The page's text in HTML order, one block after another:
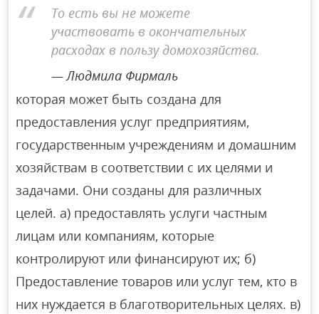
То есть вы не можете
участвовать в окончательных
расходах в пользу домохозяйства.
Людмила Фирмаль
которая может быть создана для
предоставления услуг предприятиям,
государственным учреждениям и домашним
хозяйствам в соответствии с их целями и
задачами. Они созданы для различных
целей. а) предоставлять услуги частным
лицам или компаниям, которые
контролируют или финансируют их; б)
Предоставление товаров или услуг тем, кто в
них нуждается в благотворительных целях. в)